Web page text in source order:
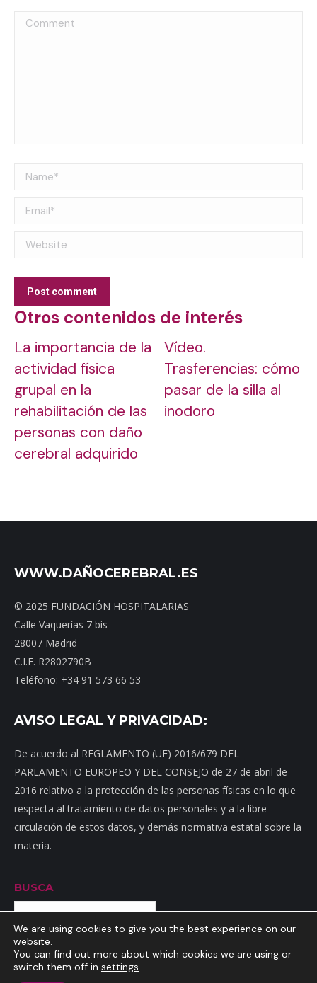
Comment
Name *
Email *
Website
Post comment
Otros contenidos de interés
La importancia de la
actividad física
grupal en la
rehabilitación de las
personas con daño
cerebral adquirido
Vídeo.
Trasferencias: cómo
pasar de la silla al
inodoro
WWW.DAÑOCEREBRAL.ES
© 2025 FUNDACIÓN HOSPITALARIAS
Calle Vaquerías 7 bis
28007 Madrid
C.I.F. R2802790B
Teléfono: +34 91 573 66 53
AVISO LEGAL Y PRIVACIDAD:
De acuerdo al REGLAMENTO (UE) 2016/679 DEL
PARLAMENTO EUROPEO Y DEL CONSEJO de 27 de abril de
2016 relativo a la protección de las personas físicas en lo que
respecta al tratamiento de datos personales y a la libre
circulación de estos datos, y demás normativa estatal sobre la
materia.
BUSCA
Buscar
We are using cookies to give you the best experience on our
website.
You can find out more about which cookies we are using or
switch them off in settings.